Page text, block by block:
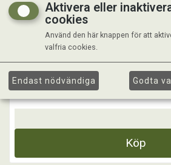
- Tre ljuslägen: fast och
- Laddbar med USB-kabel
- Vattentålig och robust
Kr 99,00
Köp
Aktivera eller
cookies
Använd den här knappen för att
valfria cookies.
Endast nödvändiga Godta val